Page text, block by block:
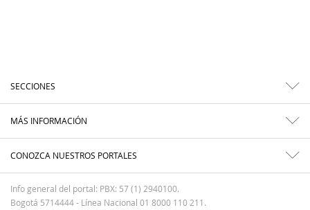
SECCIONES
MÁS INFORMACIÓN
CONOZCA NUESTROS PORTALES
Info general del portal: PBX: 57 (1) 2940100.
Bogotá 5714444 - Línea Nacional 01 8000 110 211.